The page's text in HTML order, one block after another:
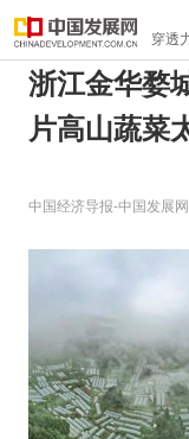
穿透
浙江金华婺
片高山蔬菜
中国经济导报-中国发展网